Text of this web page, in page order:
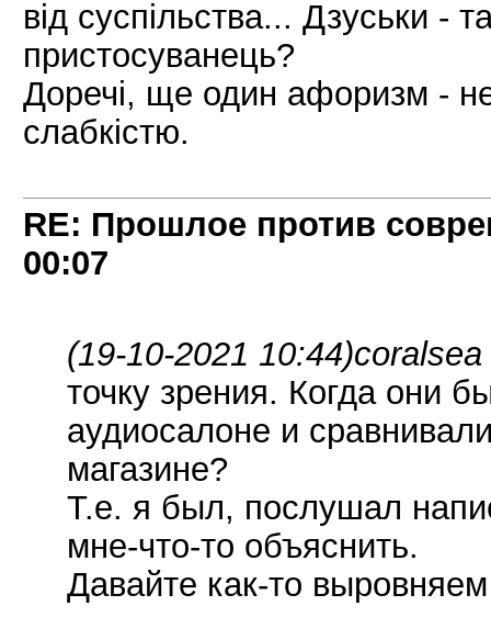
від суспільства... Дзуськи -
пристосуванець?
Доречі, ще один афоризм - не
слабкістю.
RE: Прошлое против
00:07
(19-10-2021 10:44)
точку зрения. Когда они
аудиосалоне и
магазине?
Т.е. я был, послушал
мне-что-то объяснить.
Давайте как-то